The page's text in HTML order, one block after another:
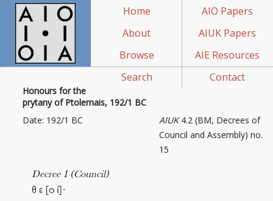
Home
About
Browse
Search
AIO Papers
AIUK Papers
AIE Resources
Contact
Honours for the
prytany of Ptolemais, 192/1 BC
AIUK4.2 (BM, Decrees of
Council and Assembly) no.
15
Date: 192/1 BC
Decree 1 (Council)
θ ε [ο ί]·